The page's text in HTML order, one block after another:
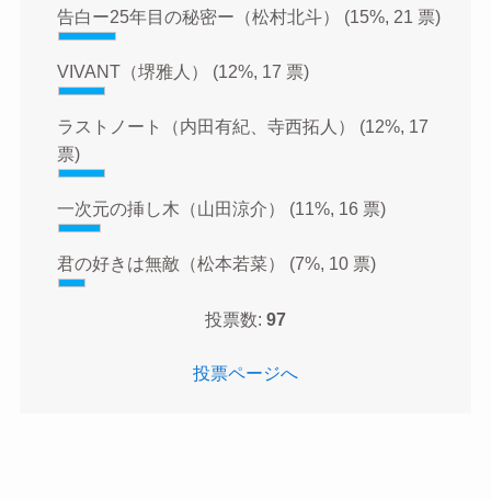
告白ー25年目の秘密ー（松村北斗） (15%, 21 票)
VIVANT（堺雅人） (12%, 17 票)
ラストノート（内田有紀、寺西拓人） (12%, 17
票)
一次元の挿し木（山田涼介） (11%, 16 票)
君の好きは無敵（松本若菜） (7%, 10 票)
投票数: 97
投票ページへ